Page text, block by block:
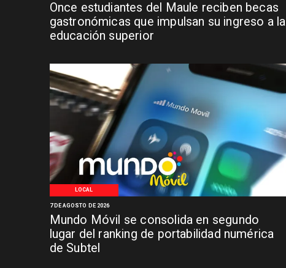
Once estudiantes del Maule reciben becas
gastronómicas que impulsan su ingreso a la
educación superior
LOCAL
Mundo Móvil se consolida en segundo
lugar del ranking de portabilidad numérica
de Subtel
7 DE AGOSTO DE 2026